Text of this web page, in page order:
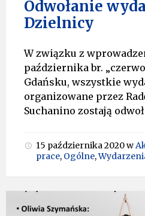
Odwołanie
Dzielnicy
W związku z
października br.
Gdańsku, wszystkie
organizowane przez
Suchanino zostają
15 października 2020w
prace, Ogólne,